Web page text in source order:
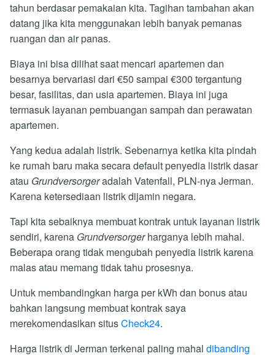
tahun berdasar pemakaian kita. Tagihan tambahan akan
datang jika kita menggunakan lebih banyak pemanas
ruangan dan air panas.
Biaya ini bisa dilihat saat mencari apartemen dan
besarnya bervariasi dari €50 sampai €300 tergantung
besar, fasilitas, dan usia apartemen. Biaya ini juga
termasuk layanan pembuangan sampah dan perawatan
apartemen.
Yang kedua adalah listrik. Sebenarnya ketika kita pindah
ke rumah baru maka secara default penyedia listrik dasar
atau Grundversorgeradalah Vatenfall, PLN-nya Jerman.
Karena ketersediaan listrik dijamin negara.
Tapi kita sebaiknya membuat kontrak untuk layanan listrik
sendiri, karena Grundversorgerharganya lebih mahal.
Beberapa orang tidak mengubah penyedia listrik karena
malas atau memang tidak tahu prosesnya.
Untuk membandingkan harga per kWh dan bonus atau
bahkan langsung membuat kontrak saya
merekomendasikan situsCheck24.
Harga listrik di Jerman terkenal paling mahal dibanding